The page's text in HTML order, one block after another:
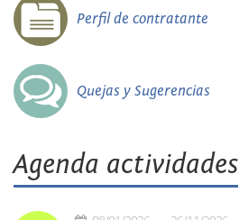
Perfil de contratante
Quejas y Sugerencias
Agenda actividades